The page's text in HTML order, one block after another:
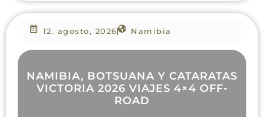
12. agosto, 2026 Namibia
NAMIBIA, BOTSUANA Y CATARATAS
VICTORIA 2026 VIAJES 4×4 OFF-
ROAD